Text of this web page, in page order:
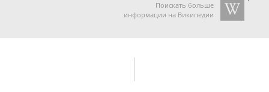
Поискать больше
информации на Википедии